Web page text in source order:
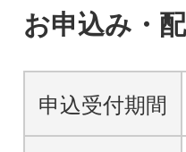
お申込み・
申込受付期間